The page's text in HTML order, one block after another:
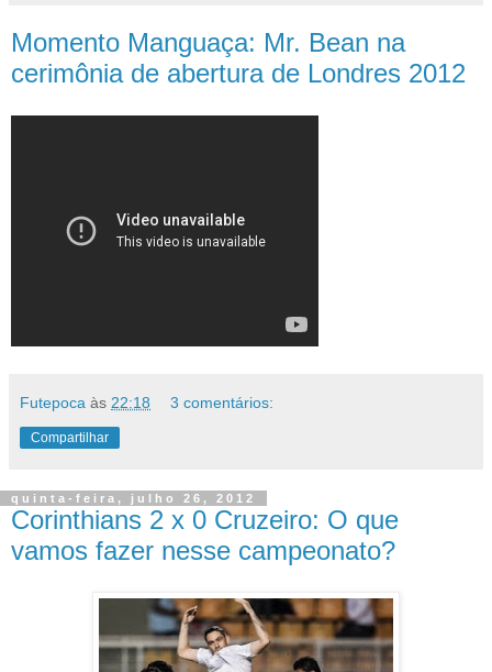
Momento Manguaça: Mr. Bean na
cerimônia de abertura de Londres 2012
Futepoca às 22:18 3 comentários:
Compartilhar
quinta-feira, julho 26, 2012
Corinthians 2 x 0 Cruzeiro: O que
vamos fazer nesse campeonato?